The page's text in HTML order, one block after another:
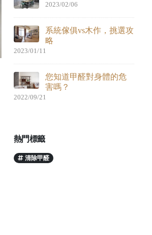
2023/02/06
系統傢俱vs木作，挑選攻
略
2023/01/11
您知道甲醛對身體的危
害嗎？
2022/09/21
熱門標籤
清除甲醛